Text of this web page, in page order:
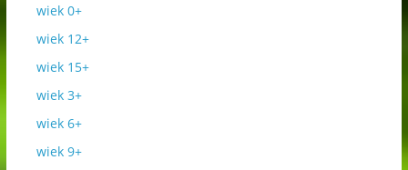
wiek 0+
wiek 12+
wiek 15+
wiek 3+
wiek 6+
wiek 9+